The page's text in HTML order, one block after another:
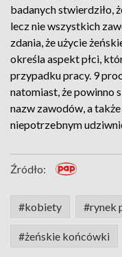
badanych stwierdziło,
lecz nie wszystkich
zdania, że użycie
określa aspekt płci,
przypadku pracy. 9
natomiast, że powinno
nazw zawodów, a
niepotrzebnym
Źródło:
#kobiety #rynek
#żeńskie końcówki